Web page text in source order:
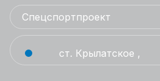
Спецспортпроект
ст. Крылатское ,